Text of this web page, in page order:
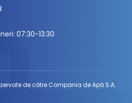
07:30-13:30
de către Compania de Apă S.A.